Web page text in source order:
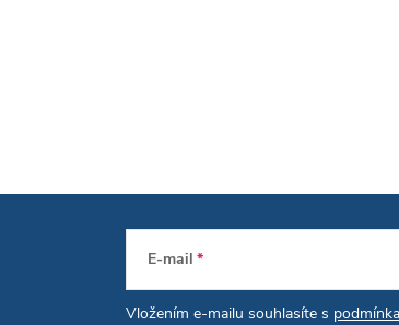
E-mail
Vložením e-mailu souhlasíte s